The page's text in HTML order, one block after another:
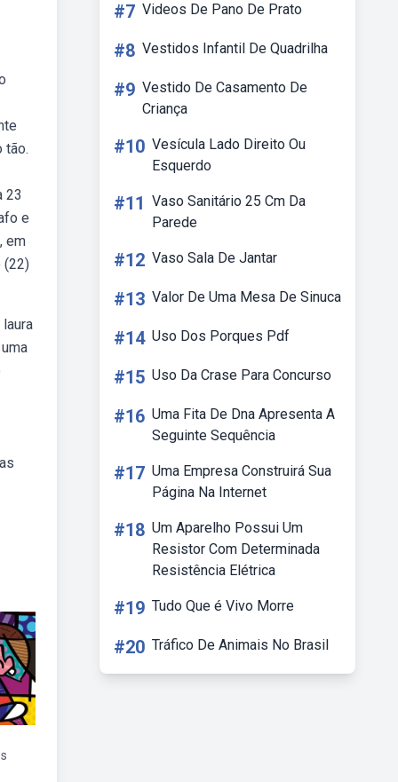
tão.
23
e
em
(22)
#7 Videos De Pano De Prato
#8 Vestidos Infantil De Quadrilha
#9 Vestido De Casamento De
Criança
#10 Vesícula Lado Direito Ou
Esquerdo
#11 Vaso Sanitário 25 Cm Da
Parede
#12 Vaso Sala De Jantar
#13 Valor De Uma Mesa De Sinuca
#14 Uso Dos Porques Pdf
#15 Uso Da Crase Para Concurso
#16 Uma Fita De Dna Apresenta A
Seguinte Sequência
#17 Uma Empresa Construirá Sua
Página Na Internet
#18 Um Aparelho Possui Um
Resistor Com Determinada
Resistência Elétrica
#19 Tudo Que é Vivo Morre
#20 Tráfico De Animais No Brasil